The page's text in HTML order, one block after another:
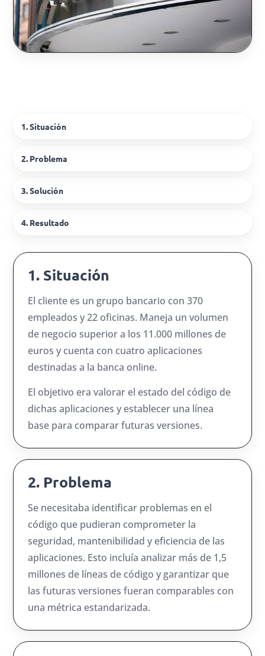
1. Situación
2. Problema
3. Solución
4. Resultado
1. Situación
El cliente es un grupo bancario con 370
empleados y 22 oficinas. Maneja un volumen
de negocio superior a los 11.000 millones de
euros y cuenta con cuatro aplicaciones
destinadas a la banca online.
El objetivo era valorar el estado del código de
dichas aplicaciones y establecer una línea
base para comparar futuras versiones.
2. Problema
Se necesitaba identificar problemas en el
código que pudieran comprometer la
seguridad, mantenibilidad y eficiencia de las
aplicaciones. Esto incluía analizar más de 1,5
millones de líneas de código y garantizar que
las futuras versiones fueran comparables con
una métrica estandarizada.